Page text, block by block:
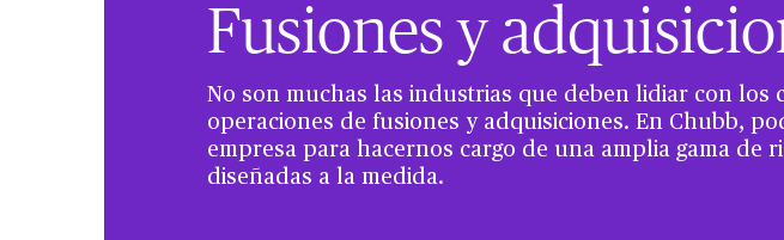
Fusiones y
No son muchas las industrias que deben lidiar con los
operaciones de fusiones y adquisiciones. En Chubb,
empresa para hacernos cargo de una amplia gama de
diseñadas a la medida.